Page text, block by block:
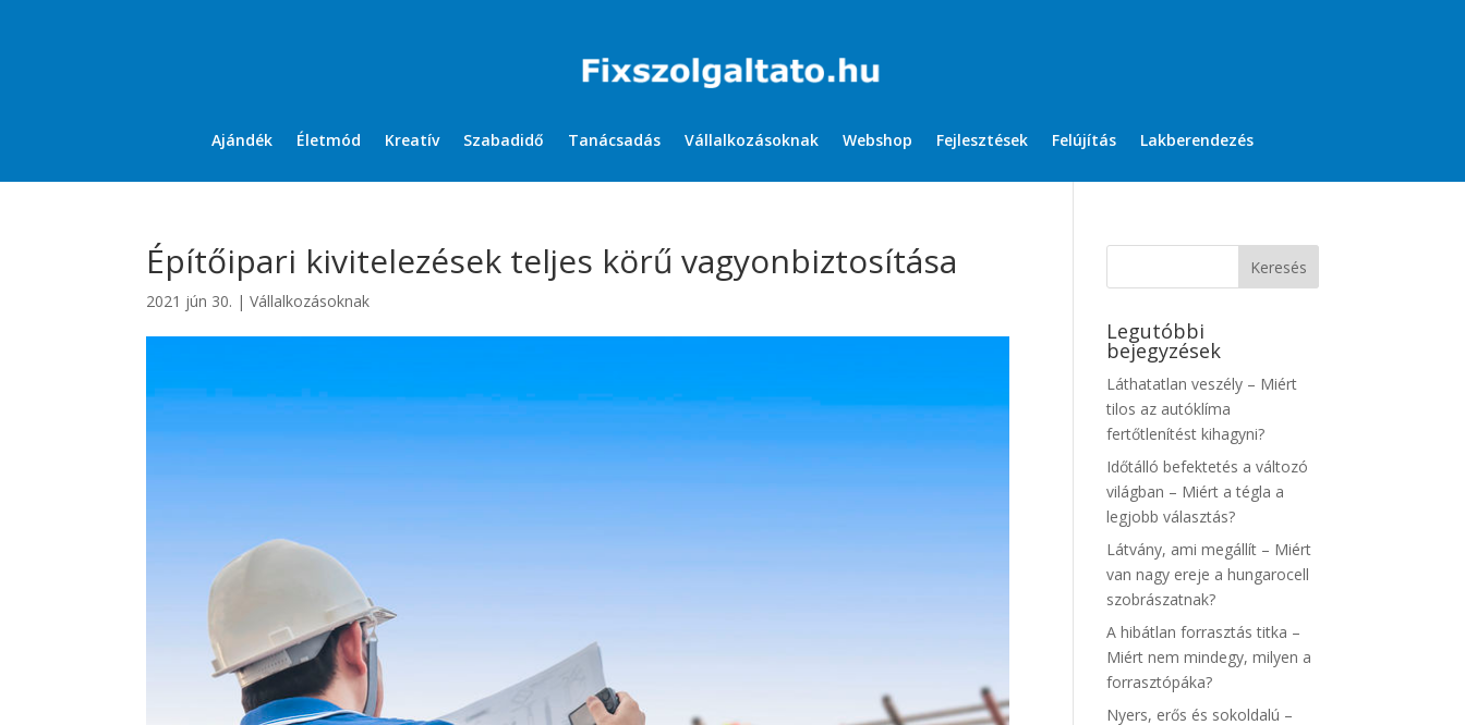
Ajándék Életmód Kreatív Szabadidő Tanácsadás Vállalkozásoknak Webshop Fejlesztések Felújítás Lakberendezés
Építőipari kivitelezések teljes körű vagyonbiztosítása
2021 jún 30. |Vállalkozásoknak
Legutóbbi
bejegyzések
Láthatatlan veszély – Miért
tilos az autóklíma
fertőtlenítést kihagyni?
Időtálló befektetés a változó
világban – Miért a tégla a
legjobb választás?
Látvány, ami megállít – Miért
van nagy ereje a hungarocell
szobrászatnak?
A hibátlan forrasztás titka –
Miért nem mindegy, milyen a
forrasztópáka?
Nyers, erős és sokoldalú –